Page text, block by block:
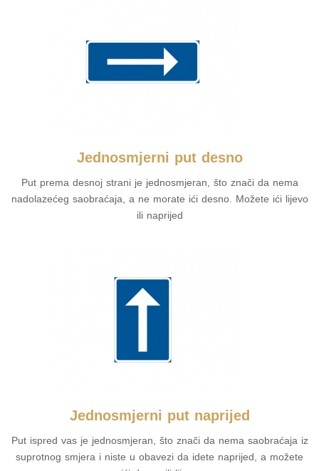
Jednosmjerni put desno
Put prema desnoj strani je jednosmjeran, što znači da nema
nadolazećeg saobraćaja, a ne morate ići desno. Možete ići lijevo
ili naprijed
Jednosmjerni put naprijed
Put ispred vas je jednosmjeran, što znači da nema saobraćaja iz
suprotnog smjera i niste u obavezi da idete naprijed, a možete